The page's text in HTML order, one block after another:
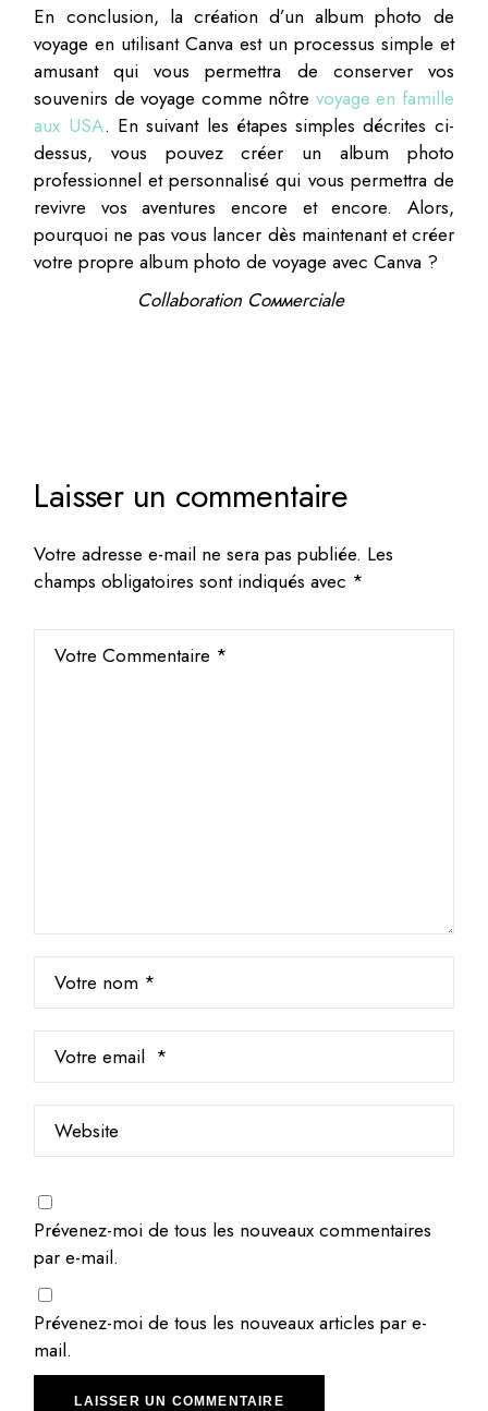
En conclusion, la création d’un album photo de
voyage en utilisant Canva est un processus simple et
amusant qui vous permettra de conserver vos
souvenirs de voyage comme nôtre voyage en famille
aux USA. En suivant les étapes simples décrites ci-
dessus, vous pouvez créer un album photo
professionnel et personnalisé qui vous permettra de
revivre vos aventures encore et encore. Alors,
pourquoi ne pas vous lancer dès maintenant et créer
votre propre album photo de voyage avec Canva ?
Cоllаbоration Cоммеrciаlе
Laisser un commentaire
Votre adresse e-mail ne sera pas publiée. Les
champs obligatoires sont indiqués avec *
Prévenez-moi de tous les nouveaux commentaires
par e-mail.
Prévenez-moi de tous les nouveaux articles par e-
mail.
LAISSER UN COMMENTAIRE